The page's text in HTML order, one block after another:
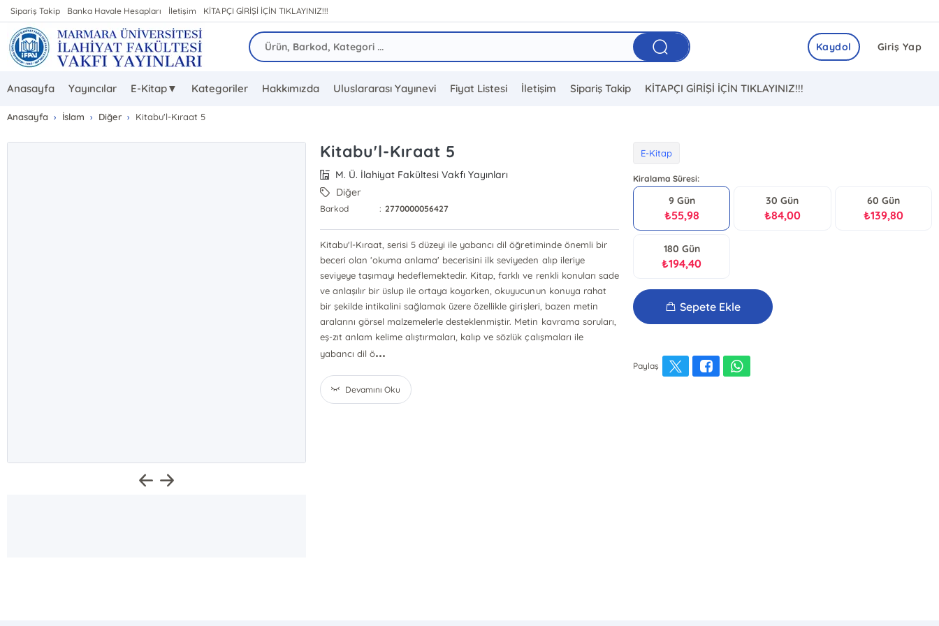
Sipariş Takip Banka Havale Hesapları İletişim KİTAPÇI GİRİŞİ İÇİN TIKLAYINIZ!!!
Giriş Yap
Kaydol
Anasayfa Yayıncılar E-Kitap▼ Kategoriler Hakkımızda Uluslararası Yayınevi Fiyat Listesi İletişim Sipariş Takip KİTAPÇI GİRİŞİ İÇİN TIKLAYINIZ!!!
Anasayfa İslam Diğer Kitabu'l-Kıraat 5
Kitabu'l-Kıraat 5
M. Ü. İlahiyat Fakültesi Vakfı Yayınları
Diğer
Barkod : 2770000056427
Kitabu'l-Kıraat, serisi 5 düzeyi ile yabancı dil öğretiminde önemli bir
beceri olan ‘okuma anlama' becerisini ilk seviyeden alıp ileriye
seviyeye taşımayı hedeflemektedir. Kitap, farklı ve renkli konuları sade
ve anlaşılır bir üslup ile ortaya koyarken, okuyucunun konuya rahat
bir şekilde intikalini sağlamak üzere özellikle girişleri, bazen metin
aralarını görsel malzemelerle desteklenmiştir. Metin kavrama soruları,
eş-zıt anlam kelime alıştırmaları, kalıp ve sözlük çalışmaları ile
yabancı dil ö...
Devamını Oku
E-Kitap
Kiralama Süresi:
9 Gün
₺55,98
30 Gün
₺84,00
60 Gün
₺139,80
180 Gün
₺194,40
Sepete Ekle
Paylaş